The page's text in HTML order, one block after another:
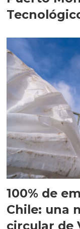
100% de
Chile: una
circular de